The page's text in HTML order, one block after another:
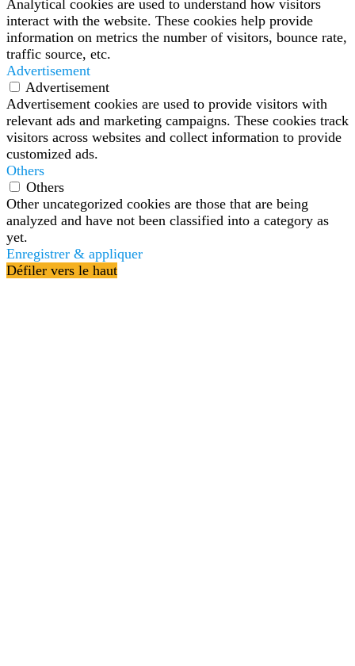
Analytical cookies are used to understand how visitors
interact with the website. These cookies help provide
information on metrics the number of visitors, bounce rate,
traffic source, etc.
Advertisement
Advertisement
Advertisement cookies are used to provide visitors with
relevant ads and marketing campaigns. These cookies track
visitors across websites and collect information to provide
customized ads.
Others
Others
Other uncategorized cookies are those that are being
analyzed and have not been classified into a category as
yet.
Enregistrer & appliquer
Défiler vers le haut